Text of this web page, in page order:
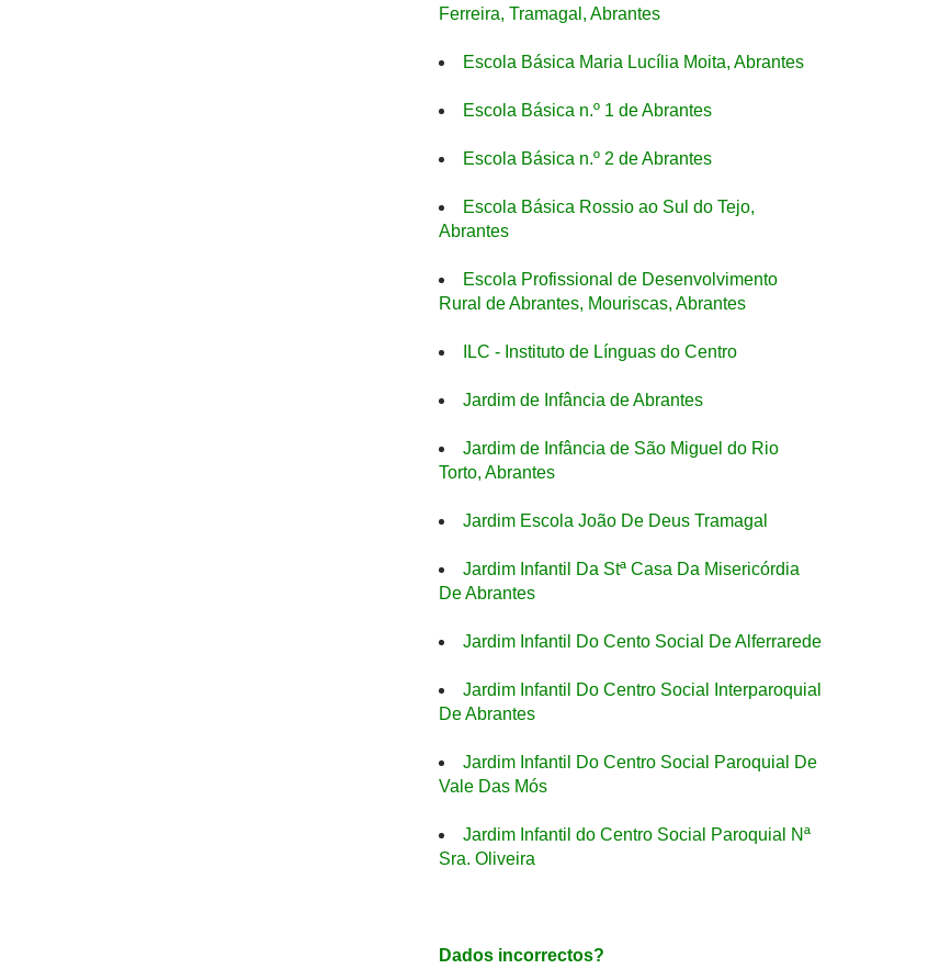
Ferreira, Tramagal, Abrantes
Escola Básica Maria Lucília Moita, Abrantes
Escola Básica n.º 1 de Abrantes
Escola Básica n.º 2 de Abrantes
Escola Básica Rossio ao Sul do Tejo,
Abrantes
Escola Profissional de Desenvolvimento
Rural de Abrantes, Mouriscas, Abrantes
ILC - Instituto de Línguas do Centro
Jardim de Infância de Abrantes
Jardim de Infância de São Miguel do Rio
Torto, Abrantes
Jardim Escola João De Deus Tramagal
Jardim Infantil Da Stª Casa Da Misericórdia
De Abrantes
Jardim Infantil Do Cento Social De Alferrarede
Jardim Infantil Do Centro Social Interparoquial
De Abrantes
Jardim Infantil Do Centro Social Paroquial De
Vale Das Mós
Jardim Infantil do Centro Social Paroquial Nª
Sra. Oliveira
Dados incorrectos?